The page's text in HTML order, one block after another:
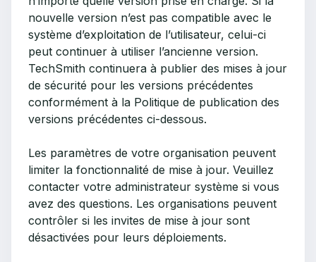
nouvelle version n’est pas compatible avec le
système d’exploitation de l’utilisateur, celui-ci
peut continuer à utiliser l’ancienne version.
TechSmith continuera à publier des mises à jour
de sécurité pour les versions précédentes
conformément à la Politique de publication des
versions précédentes ci-dessous.
Les paramètres de votre organisation peuvent
limiter la fonctionnalité de mise à jour. Veuillez
contacter votre administrateur système si vous
avez des questions. Les organisations peuvent
contrôler si les invites de mise à jour sont
désactivées pour leurs déploiements.